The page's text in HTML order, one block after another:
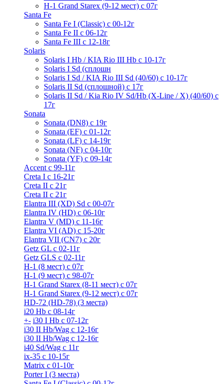
H-1 Grand Starex (9-12 мест) с 07г
Santa Fe
Santa Fe I (Classic) с 00-12г
Santa Fe II с 06-12г
Santa Fe III c 12-18г
Solaris
Solaris I Hb / KIA Rio III Hb с 10-17г
Solaris I Sd (сплошн
Solaris I Sd / KIA Rio III Sd (40/60) с 10-17г
Solaris II Sd (сплошной) с 17г
Solaris II Sd / Kia Rio IV Sd/Hb (X-Line / X) (40/60) с
17г
Sonata
Sonata (DN8) с 19г
Sonata (EF) с 01-12г
Sonata (LF) с 14-19г
Sonata (NF) с 04-10г
Sonata (YF) с 09-14г
Accent с 99-11г
Creta I с 16-21г
Creta II с 21г
Creta II с 21г
Elantra III (XD) Sd c 00-07г
Elantra IV (HD) с 06-10г
Elantra V (MD) c 11-16г
Elantra VI (AD) с 15-20г
Elantra VII (CN7) с 20г
Getz GL с 02-11г
Getz GLS с 02-11г
H-1 (8 мест) c 07г
H-1 (9 мест) c 98-07г
H-1 Grand Starex (8-11 мест) с 07г
H-1 Grand Starex (9-12 мест) с 07г
HD-72 (HD-78) (3 места)
i20 Hb с 08-14г
+- i30 I Hb с 07-12г
i30 II Hb/Wag с 12-16г
i30 II Hb/Wag с 12-16г
i40 Sd/Wag с 11г
ix-35 с 10-15г
Matrix с 01-10г
Porter I (3 места)